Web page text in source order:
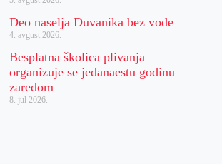
Deo naselja Duvanika bez vode
4. avgust 2026.
Besplatna školica plivanja
organizuje se jedanaestu godinu
zaredom
8. jul 2026.